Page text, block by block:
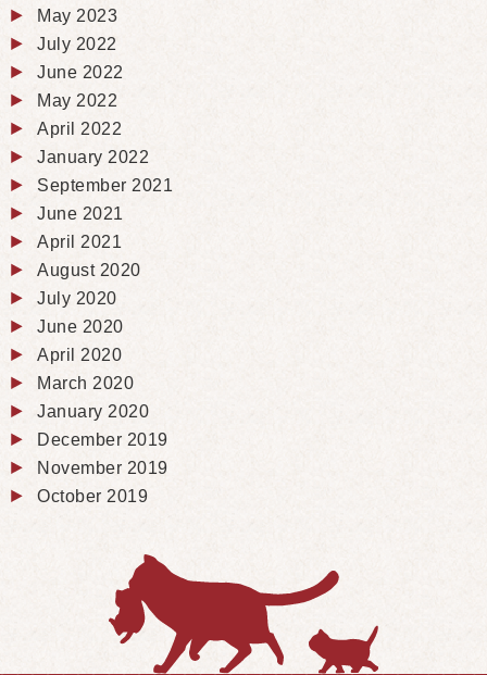
May 2023
July 2022
June 2022
May 2022
April 2022
January 2022
September 2021
June 2021
April 2021
August 2020
July 2020
June 2020
April 2020
March 2020
January 2020
December 2019
November 2019
October 2019